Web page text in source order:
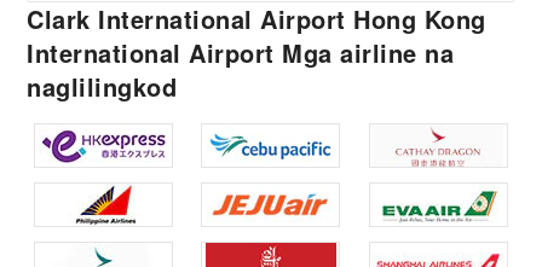
Clark International Airport Hong Kong
International Airport Mga airline na
naglilingkod